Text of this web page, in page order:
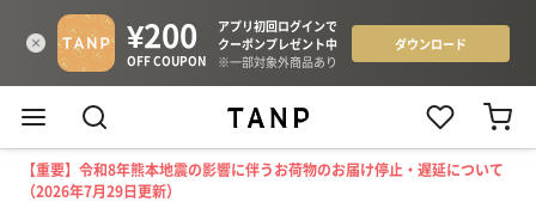
【重要】令和8年熊本地震の影響に伴うお荷物のお届け停止・遅延について
（2026年7月29日更新）